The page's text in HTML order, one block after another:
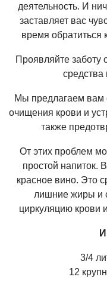
деятельность. И
заставляет вас
время обратиться
Проявляйте заботу
Мы предлагаем вам
очищения крови и
также
От этих проблем
простой напиток.
красное вино. Это
лишние жиры и
циркуляцию крови
3/4
12